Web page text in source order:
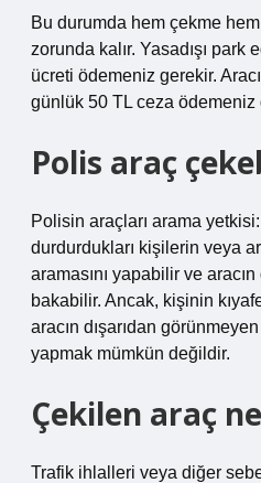
Bu durumda hem çekme
zorunda kalır. Yasadışı park
ücreti ödemeniz gerekir.
günlük 50 TL ceza ödemeniz
Polis araç
Polisin araçları arama
durdurdukları kişilerin veya
aramasını yapabilir ve aracın
bakabilir. Ancak, kişinin
aracın dışarıdan
yapmak mümkün değildir.
Çekilen araç
Trafik ihlalleri veya diğer